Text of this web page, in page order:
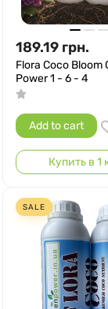
189.19 грн.
Flora Coco Bloom
Power 1 - 6 - 4
Add to cart
Купить в 1
SALE